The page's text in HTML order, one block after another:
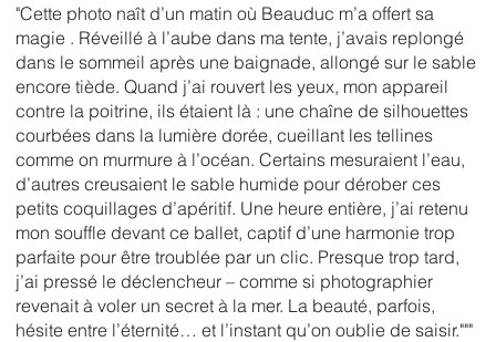
"Cette photo naît d’un matin où Beauduc m’a offert sa
magie . Réveillé à l’aube dans ma tente, j’avais replongé
dans le sommeil après une baignade, allongé sur le sable
encore tiède. Quand j’ai rouvert les yeux, mon appareil
contre la poitrine, ils étaient là : une chaîne de silhouettes
courbées dans la lumière dorée, cueillant les tellines
comme on murmure à l’océan. Certains mesuraient l’eau,
d’autres creusaient le sable humide pour dérober ces
petits coquillages d’apéritif. Une heure entière, j’ai retenu
mon souffle devant ce ballet, captif d’une harmonie trop
parfaite pour être troublée par un clic. Presque trop tard,
j’ai pressé le déclencheur – comme si photographier
revenait à voler un secret à la mer. La beauté, parfois,
hésite entre l’éternité… et l’instant qu’on oublie de saisir."""